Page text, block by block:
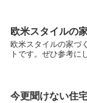
欧米スタイルの
欧米スタイルの家づ
トです。ぜひ参考
今更聞けない住